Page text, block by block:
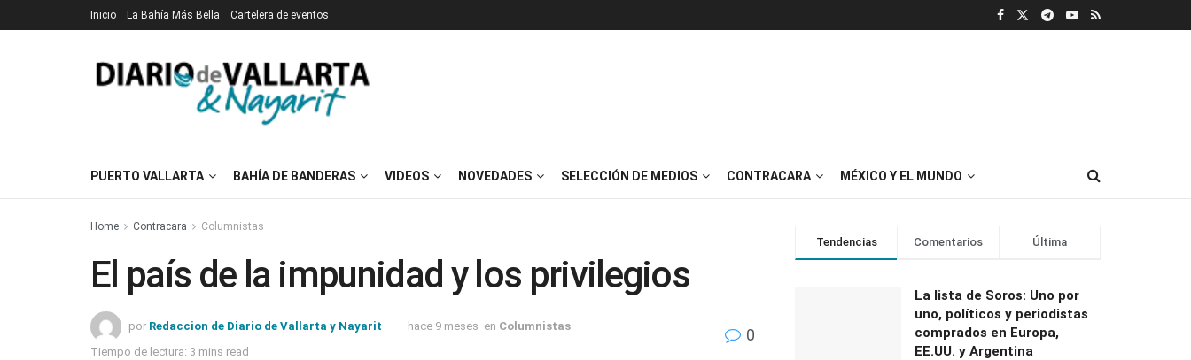
Inicio La Bahía Más Bella Cartelera de eventos
PUERTO VALLARTA BAHÍA DE BANDERAS VIDEOS NOVEDADES SELECCIÓN DE MEDIOS CONTRACARA MÉXICO Y EL MUNDO
Home Contracara Columnistas
El país de la impunidad y los privilegios
por Redaccion de Diario de Vallarta y Nayarit hace 9 meses en Columnistas
Tiempo de lectura: 3 mins read
0
Tendencias Comentarios Última
La lista de Soros: Uno por
uno, políticos y periodistas
comprados en Europa,
EE.UU. y Argentina